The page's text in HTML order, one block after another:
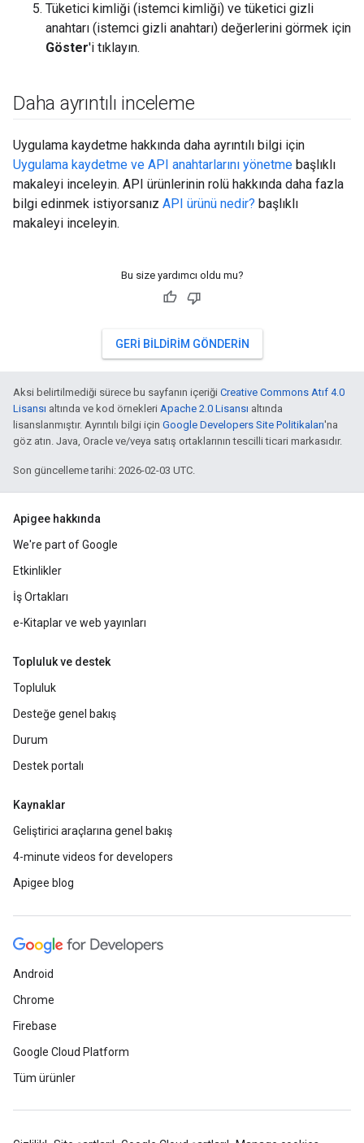
Tüketici kimliği (istemci kimliği) ve tüketici gizli
anahtarı (istemci gizli anahtarı) değerlerini görmek için
Göster'i tıklayın.
Daha ayrıntılı inceleme
Uygulama kaydetme hakkında daha ayrıntılı bilgi için
Uygulama kaydetme ve API anahtarlarını yönetme başlıklı
makaleyi inceleyin. API ürünlerinin rolü hakkında daha fazla
bilgi edinmek istiyorsanız API ürünü nedir? başlıklı
makaleyi inceleyin.
Bu size yardımcı oldu mu?
GERI BILDIRIM GÖNDERIN
Aksi belirtilmediği sürece bu sayfanın içeriği Creative Commons Atıf 4.0
Lisansı altında ve kod örnekleri Apache 2.0 Lisansı altında
lisanslanmıştır. Ayrıntılı bilgi için Google Developers Site Politikaları'na
göz atın. Java, Oracle ve/veya satış ortaklarının tescilli ticari markasıdır.
Son güncelleme tarihi: 2026-02-03 UTC.
Apigee hakkında
We're part of Google
Etkinlikler
İş Ortakları
e-Kitaplar ve web yayınları
Topluluk ve destek
Topluluk
Desteğe genel bakış
Durum
Destek portalı
Kaynaklar
Geliştirici araçlarına genel bakış
4-minute videos for developers
Apigee blog
Android
Chrome
Firebase
Google Cloud Platform
Tüm ürünler